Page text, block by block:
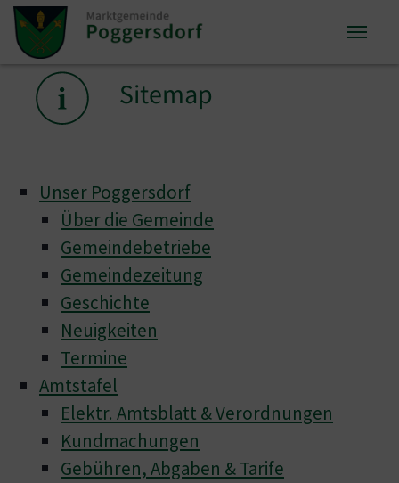
Zum Inhalt springen
Zum Seitenende springen
Sie sind hier: Sitemap
Unser Poggersdorf
Über die Gemeinde
Gemeindebetriebe
Gemeindezeitung
Geschichte
Neuigkeiten
Termine
Amtstafel
Elektr. Amtsblatt & Verordnungen
Kundmachungen
Gebühren, Abgaben & Tarife